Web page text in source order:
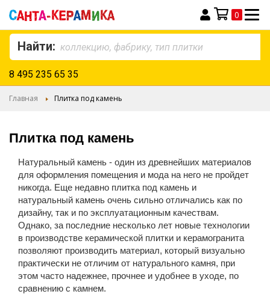
Моя корзина
0
Найти:
8 495 235 65 35
Главная Плитка под камень
Плитка под камень
Натуральный камень - один из древнейших материалов
для оформления помещения и мода на него не пройдет
никогда. Еще недавно плитка под камень и
натуральный камень очень сильно отличались как по
дизайну, так и по эксплуатационным качествам.
Однако, за последние несколько лет новые технологии
в производстве керамической плитки и керамогранита
позволяют производить материал, который визуально
практически не отличим от натурального камня, при
этом часто надежнее, прочнее и удобнее в уходе, по
сравнению с камнем.